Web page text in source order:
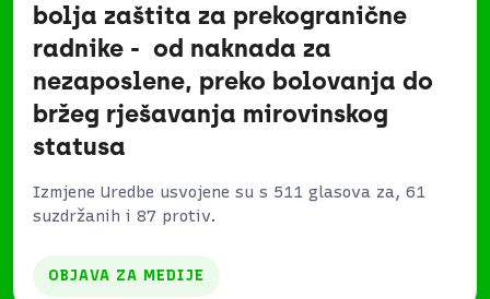
bolja zaštita za prekogranične
radnike - od naknada za
nezaposlene, preko bolovanja do
bržeg rješavanja mirovinskog
statusa
Izmjene Uredbe usvojene su s 511 glasova za, 61
suzdržanih i 87 protiv.
OBJAVA ZA MEDIJE